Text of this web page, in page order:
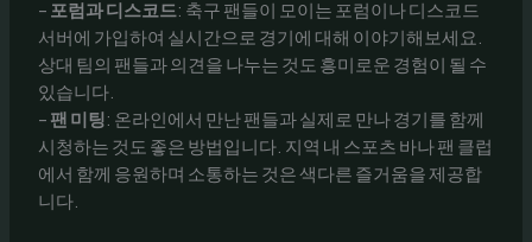
– 포럼과 디스코드: 축구 팬들이 모이는 포럼이나 디스코드
서버에 가입하여 실시간으로 경기에 대해 이야기해보세요.
상대 팀의 팬들과 의견을 나누는 것도 흥미로운 경험이 될 수
있습니다.
– 팬 미팅 : 온라인에서 만난 팬들과 실제로 만나 경기를 함께
시청하는 것도 좋은 방법입니다. 지역 내 스포츠 바나 팬 클럽
에서 함께 응원하며 소통하는 것은 색다른 즐거움을 제공합
니다.